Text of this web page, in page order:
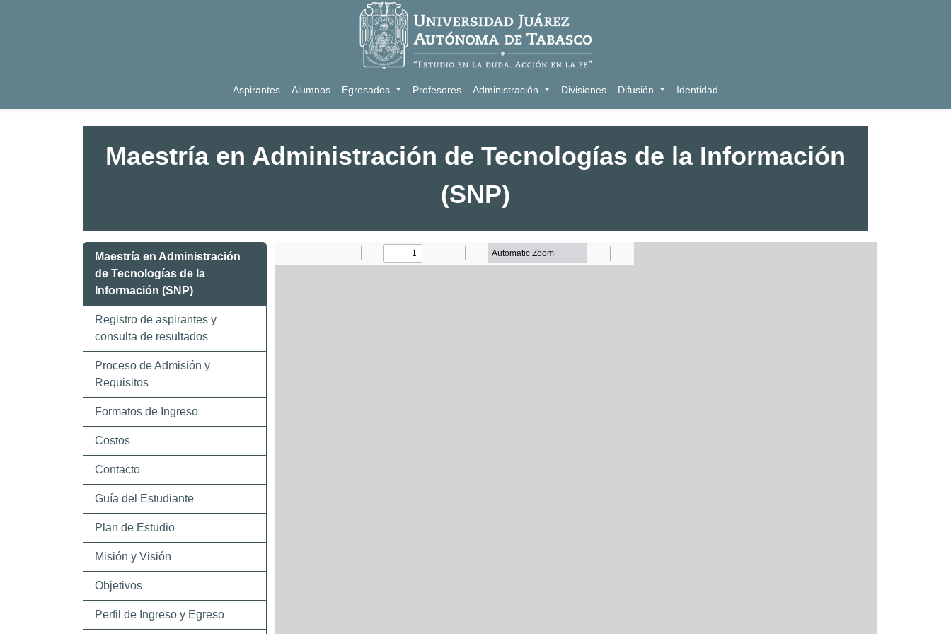
Aspirantes Alumnos Egresados Profesores Administración Divisiones Difusión Identidad
Maestría en Administración de Tecnologías de la Información
(SNP)
Maestría en Administración
de Tecnologías de la
Información (SNP)
Registro de aspirantes y
consulta de resultados
Proceso de Admisión y
Requisitos
Formatos de Ingreso
Costos
Contacto
Guía del Estudiante
Plan de Estudio
Misión y Visión
Objetivos
Perfil de Ingreso y Egreso